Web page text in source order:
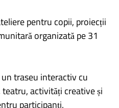
pentru copii, proiecții
organizată pe 31
un traseu interactiv cu
activități creative și
participanți.